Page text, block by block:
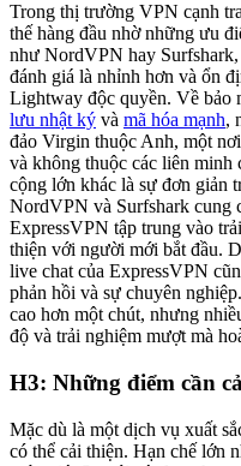
Trong thị trường VPN cạnh
thế hàng đầu nhờ những ưu
như NordVPN hay
đánh giá là nhỉnh hơn và ổn
Lightway độc quyền. Về bảo
lưu nhật ký và mã hóa mạnh,
đảo Virgin thuộc Anh, một
và không thuộc các liên minh
cộng lớn khác là sự đơn giản
NordVPN và Surfshark cung
ExpressVPN tập trung vào
thiện với người mới bắt đầu.
live chat của ExpressVPN
phản hồi và sự chuyên
cao hơn một chút, nhưng
độ và trải nghiệm mượt mà
H3: Những điểm cần
Mặc dù là một dịch vụ xuất
có thể cải thiện. Hạn chế lớn